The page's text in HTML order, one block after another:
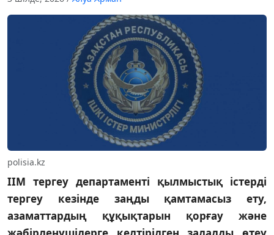
polisia.kz
ІІМ тергеу департаменті қылмыстық істерді
тергеу кезінде заңды қамтамасыз ету,
азаматтардың құқықтарын қорғау және